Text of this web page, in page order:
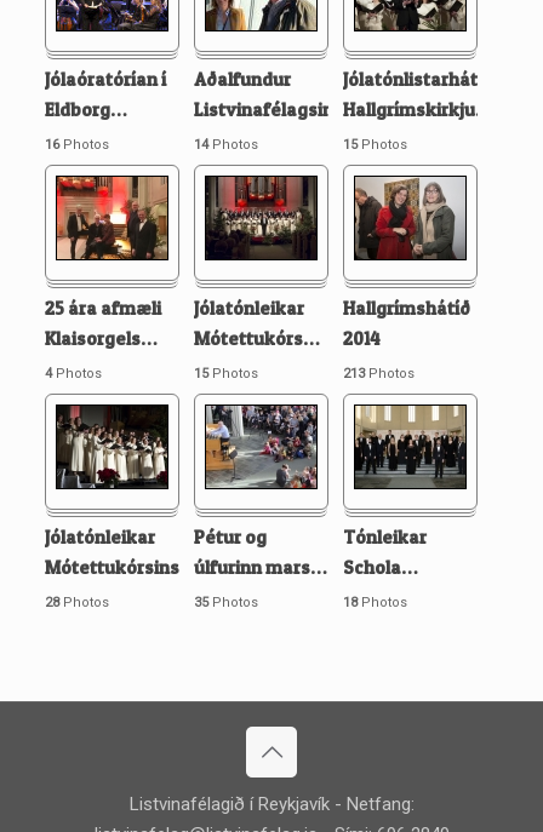
Jólaóratórían í
Eldborg…
16Photos
Aðalfundur
Listvinafélagsins …
14Photos
Jólatónlistarhátíð
Hallgrímskirkju…
15Photos
25 ára afmæli
Klaisorgels…
4Photos
Jólatónleikar
Mótettukórs…
15Photos
Hallgrímshátíð
2014
213Photos
Jólatónleikar
Mótettukórsins…
28Photos
Pétur og
úlfurinn mars…
35Photos
Tónleikar
Schola…
18Photos
Listvinafélagið í Reykjavík - Netfang: